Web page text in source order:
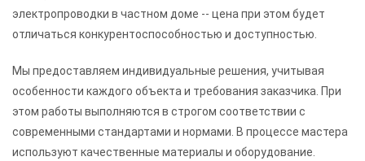
электропроводки в частном доме -- цена при этом будет
отличаться конкурентоспособностью и доступностью.
Мы предоставляем индивидуальные решения, учитывая
особенности каждого объекта и требования заказчика. При
этом работы выполняются в строгом соответствии с
современными стандартами и нормами. В процессе мастера
используют качественные материалы и оборудование.